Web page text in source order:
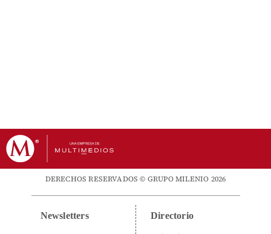
DERECHOS RESERVADOS © GRUPO MILENIO 2026
Newsletters Directorio